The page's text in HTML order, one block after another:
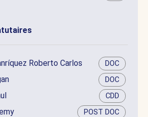
Roberto Carlos DOC
DOC
CDD
POST DOC